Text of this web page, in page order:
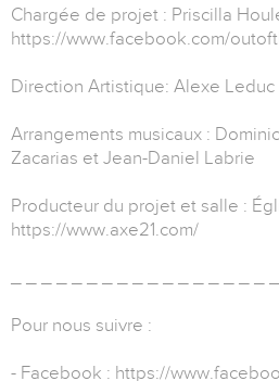
Chargée de projet : Priscilla
https://www.facebook.com/
Direction Artistique: Alexe
Arrangements musicaux :
Zacarias et Jean-Daniel Labrie
Producteur du projet et salle :
https://www.axe21.com/
Pour nous suivre :
- Facebook : https://